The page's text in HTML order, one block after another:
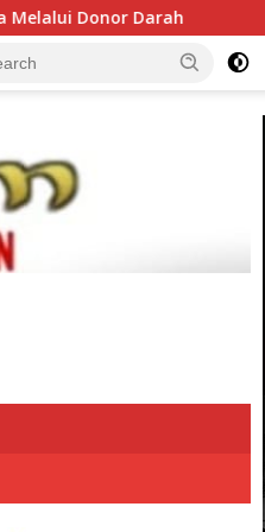
Dump Truk Jadi